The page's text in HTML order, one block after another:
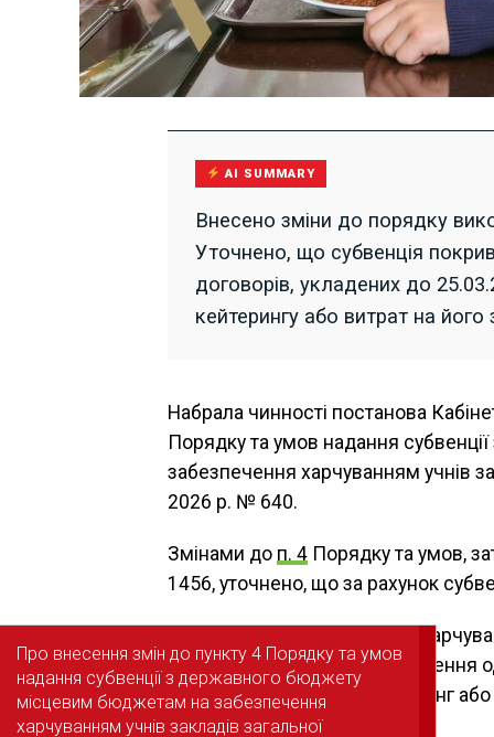
AI SUMMARY
Внесено зміни до порядку
Уточнено, що субвенція
договорів, укладених до
кейтерингу або витрат на його
Набрала чинності постанова
Порядку та умов надання
забезпечення харчуванням учнів
2026 р. № 640.
Змінами до п. 4 Порядку та умов,
1456, уточнено, що за рахунок
– оплату вартості продуктів
аутсорсинг) – у разі забезпечення
послуг з харчування (кейтеринг
Про внесення змін до пункту 4 Порядку та умов
надання субвенції з державного бюджету
місцевим бюджетам на забезпечення
харчуванням учнів закладів загальної
Про внесення змін до пункту 4 Порядку та умов
надання субвенції з державного бюджету
місцевим бюджетам на забезпечення
харчуванням учнів закладів загальної